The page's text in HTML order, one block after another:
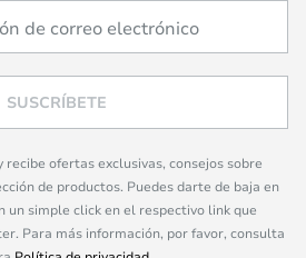
SUSCRÍBETE
ofertas exclusivas, consejos sobre
de productos. Puedes darte de baja en
un simple click en el respectivo link que
Para más información, por favor, consulta